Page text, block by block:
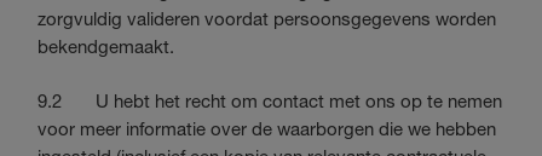
zorgvuldig valideren voordat persoonsgegevens worden
bekendgemaakt.
9.2 U hebt het recht om contact met ons op te nemen
voor meer informatie over de waarborgen die we hebben